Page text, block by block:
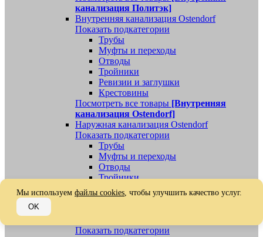
канализация Политэк]
Внутренняя канализация Ostendorf
Показать подкатегории
Трубы
Муфты и переходы
Отводы
Тройники
Ревизии и заглушки
Крестовины
Посмотреть все товары [Внутренняя
канализация Ostendorf]
Наружная канализация Ostendorf
Показать подкатегории
Трубы
Муфты и переходы
Отводы
Тройники
Ревизии, заглушки, обратные клапаны
Посмотреть все товары[Наружная
Показать подкатегории
Мы используем файлы cookies, чтобы улучшить качество услуг.
OK